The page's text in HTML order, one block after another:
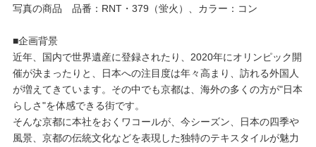
写真の商品 品番：RNT・379（蛍火）、カラー：コン
■企画背景
近年、国内で世界遺産に登録されたり、2020年にオリンピック開
催が決まったりと、日本への注目度は年々高まり、訪れる外国人
が増えてきています。その中でも京都は、海外の多くの方が"日本
らしさ"を体感できる街です。
そんな京都に本社をおくワコールが、今シーズン、日本の四季や
風景、京都の伝統文化などを表現した独特のテキスタイルが魅力